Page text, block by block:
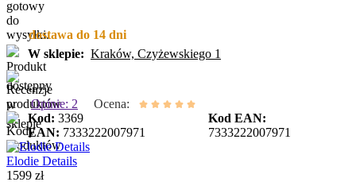
dostawa do 14 dni
W sklepie: Kraków, Czyżewskiego 1
Opinie: 2
Ocena:
Kod: 3369
EAN: 7333222007971
Kod EAN:
7333222007971
Elodie Details
1599 zł